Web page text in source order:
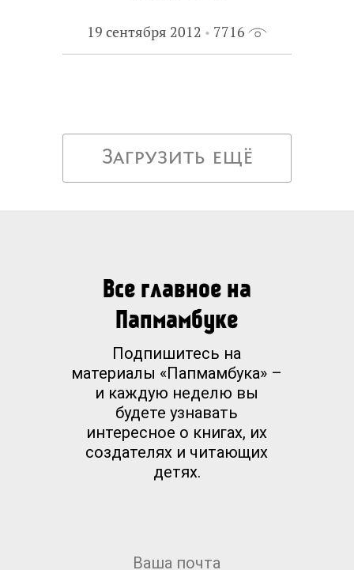
19 сентября 2012 7716
Загрузить ещё
Все главное на
Папмамбуке
Подпишитесь на
материалы «Папмамбука» –
и каждую неделю вы
будете узнавать
интересное о книгах, их
создателях и читающих
детях.